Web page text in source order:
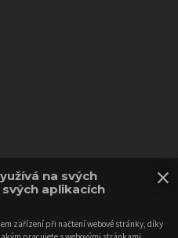
×
na svých
aplikacích
zařízení při načtení webové stránky, díky